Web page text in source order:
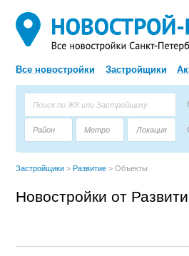
Все новостройки Застройщики
Район Метро Локация
Застройщики > Развитие > Объекты
Новостройки от